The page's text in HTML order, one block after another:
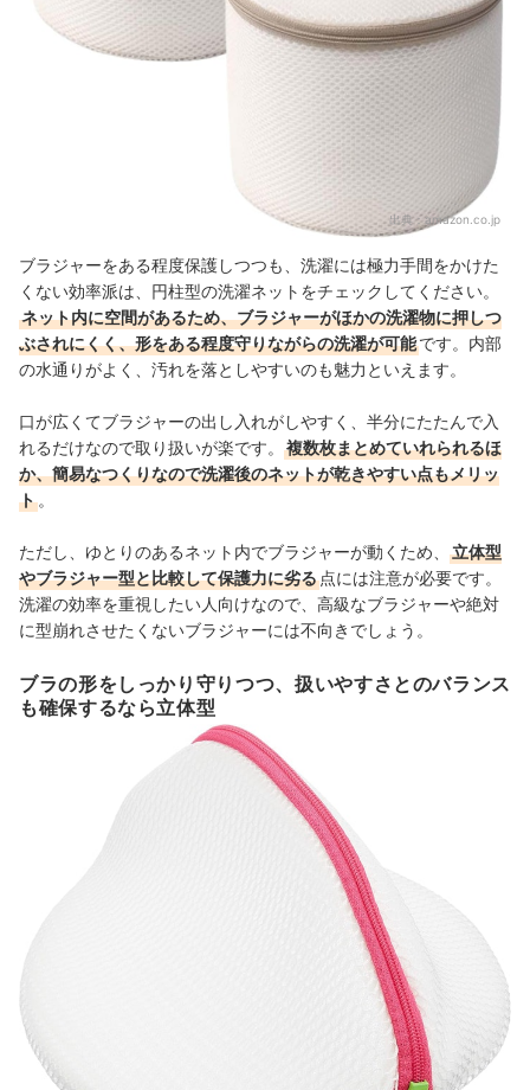
出典：amazon.co.jp
ブラジャーをある程度保護しつつも、洗濯には極力手間をかけた
くない効率派は、円柱型の洗濯ネットをチェックしてください。
ネット内に空間があるため、ブラジャーがほかの洗濯物に押しつ
ぶされにくく、形をある程度守りながらの洗濯が可能です。内部
の水通りがよく、汚れを落としやすいのも魅力といえます。
口が広くてブラジャーの出し入れがしやすく、半分にたたんで入
れるだけなので取り扱いが楽です。
複数枚まとめていれられるほ
か、簡易なつくりなので洗濯後のネットが乾きやすい点もメリッ
ト 。
ただし、ゆとりのあるネット内でブラジャーが動くため、
立体型
やブラジャー型と比較して保護力に劣る 点には注意が必要です。
洗濯の効率を重視したい人向けなので、高級なブラジャーや絶対
に型崩れさせたくないブラジャーには不向きでしょう。
ブラの形をしっかり守りつつ、扱いやすさとのバランス
も確保するなら立体型